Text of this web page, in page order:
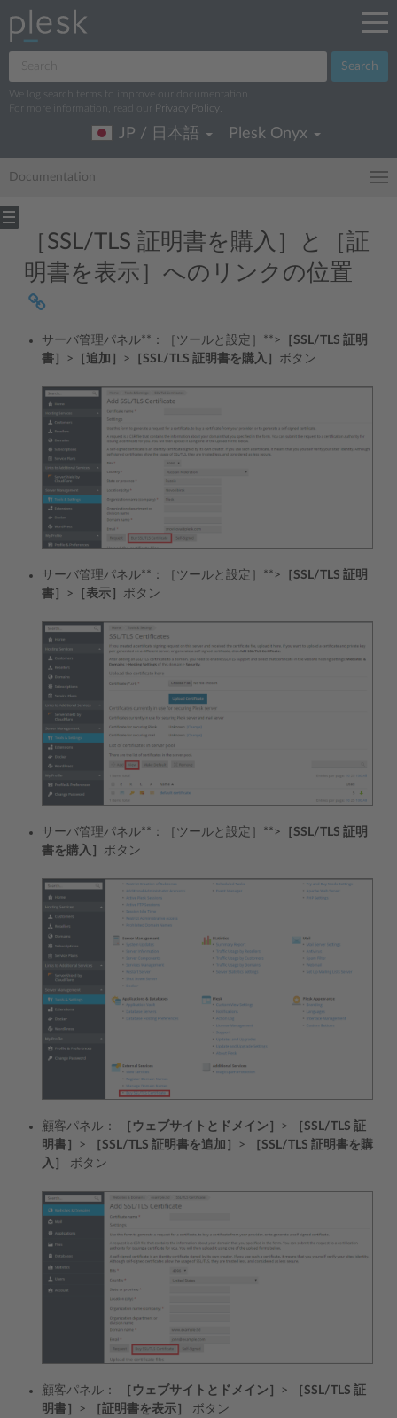
Search
We log search terms to improve our documentation.
For more information, read our
Privacy Policy
JP / 日本語 Plesk Onyx
Documentation
［SSL/TLS 証明書を購入］と［証
明書を表示］へのリンクの位置
サーバ管理パネル**：［ツールと設定］**> ［SSL/TLS 証明
書］ > ［追加］ > ［SSL/TLS 証明書を購入］ ボタン
サーバ管理パネル**：［ツールと設定］**> ［SSL/TLS 証明
書］ > ［表示］ ボタン
サーバ管理パネル**：［ツールと設定］**> ［SSL/TLS 証明
書を購入］ ボタン
顧客パネル： ［ウェブサイトとドメイン］ >
［SSL/TLS 証
明書］ > ［SSL/TLS 証明書を追加］ >
［SSL/TLS 証明書を購
入］
ボタン
顧客パネル： ［ウェブサイトとドメイン］ >
［SSL/TLS 証
明書］ > ［証明書を表示］ ボタン